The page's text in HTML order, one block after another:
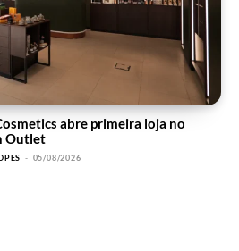
abre primeira loja no
Outlet
- 05/08/2026